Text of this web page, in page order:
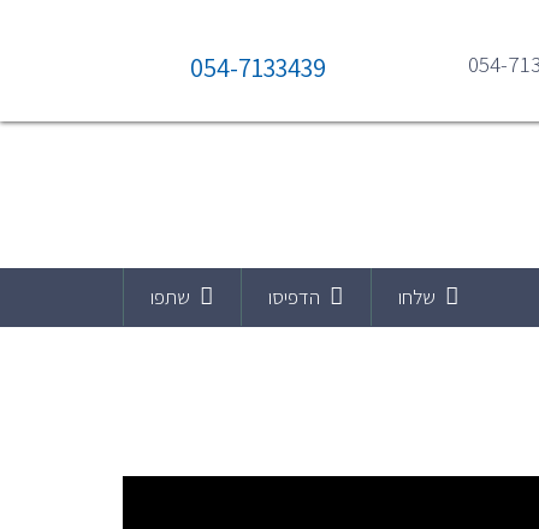
054-
054-7133439
שתפו הדפיסו שלחו